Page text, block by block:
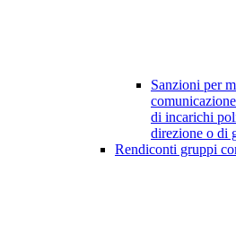
Sanzioni per
di incarichi
direzione o di
Rendiconti gruppi